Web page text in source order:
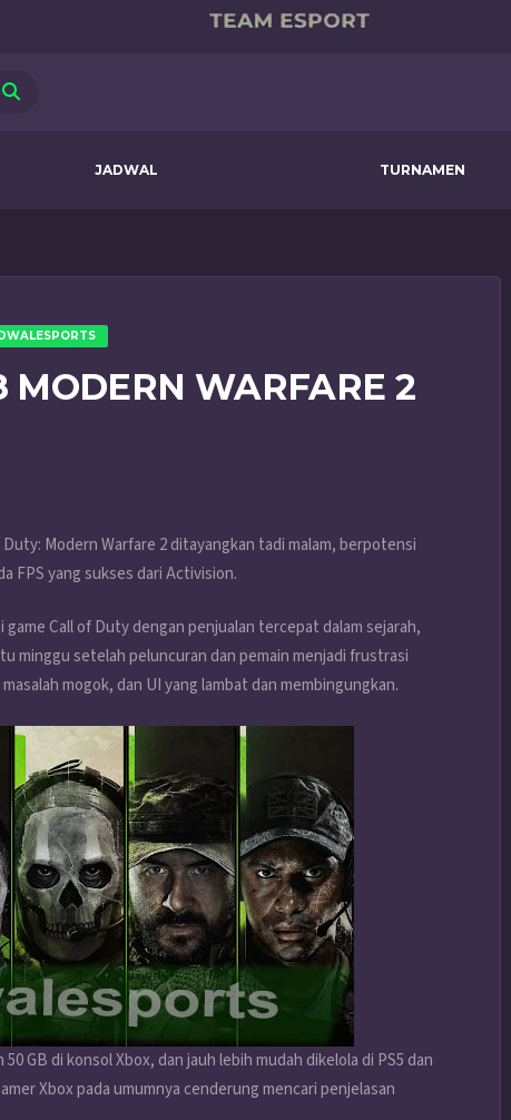
JADWAL TURNAMEN
MODERN WARFARE 2
Modern Warfare 2 ditayangkan tadi malam, berpotensi
FPS yang sukses dari Activision.
game Call of Duty dengan penjualan tercepat dalam sejarah,
minggu setelah peluncuran dan pemain menjadi frustrasi
mogok, dan UI yang lambat dan membingungkan.
GB di konsol Xbox, dan jauh lebih mudah dikelola di PS5 dan
Xbox pada umumnya cenderung mencari penjelasan